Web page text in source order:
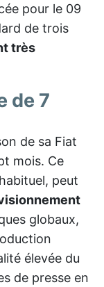
pour le 09
de trois
très
de 7
de sa Fiat
mois. Ce
peut
globaux,
élevée du
de presse en